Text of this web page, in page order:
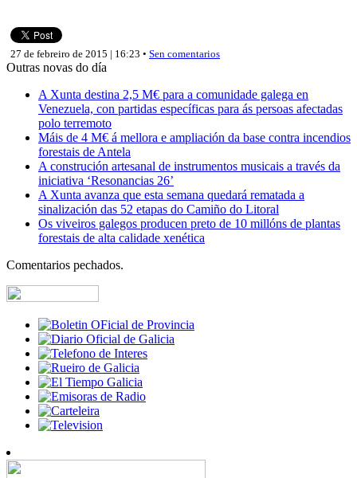
27 de febreiro de 2015 | 16:23 • Sen comentarios
Outras novas do día
A Xunta destina 2,5 M€ para a comunidade galega en
Venezuela, con partidas específicas para ás persoas afectadas
polo terremoto
Máis de 4 M€ á mellora e ampliación da base contra incendios
forestais de Antela
A construción artesanal de instrumentos musicais a través da
iniciativa ‘Resonancias 26’
A Xunta avanza que esta semana quedará rematada a
sinalización das 52 etapas do Camiño do Litoral
Os viveiros galegos producen preto de 10 millóns de plantas
forestais de alta calidade xenética
Comentarios pechados.